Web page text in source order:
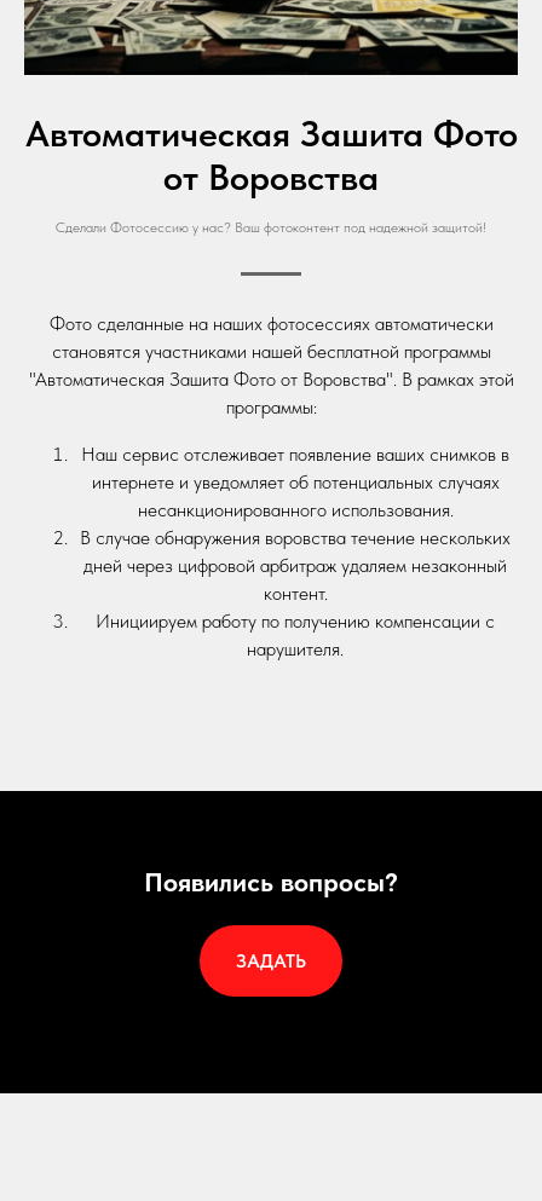
Автоматическая Зашита Фото
от Воровства
Сделали Фотосессию у нас? Ваш фотоконтент под надежной защитой!
Фото сделанные на наших фотосессиях автоматически
становятся участниками нашей бесплатной программы
"Автоматическая Зашита Фото от Воровства". В рамках этой
программы:
Наш сервис отслеживает появление ваших снимков в
интернете и уведомляет об потенциальных случаях
несанкционированного использования.
В случае обнаружения воровства течение нескольких
дней через цифровой арбитраж удаляем незаконный
контент.
Инициируем работу по получению компенсации с
нарушителя.
Появились вопросы?
ЗАДАТЬ